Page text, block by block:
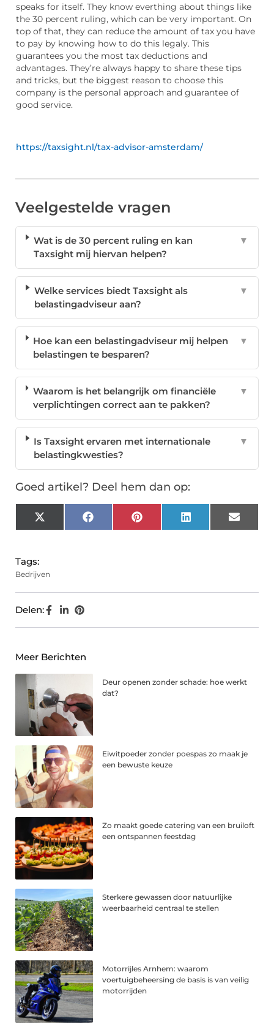
speaks for itself. They know everthing about things like
the 30 percent ruling, which can be very important. On
top of that, they can reduce the amount of tax you have
to pay by knowing how to do this legaly. This
guarantees you the most tax deductions and
advantages. They’re always happy to share these tips
and tricks, but the biggest reason to choose this
company is the personal approach and guarantee of
good service.
https://taxsight.nl/tax-advisor-amsterdam/
Veelgestelde vragen
Wat is de 30 percent ruling en kan
Taxsight mij hiervan helpen?
▼
Welke services biedt Taxsight als
belastingadviseur aan?
▼
Hoe kan een belastingadviseur mij helpen
belastingen te besparen?
▼
Waarom is het belangrijk om financiële
verplichtingen correct aan te pakken?
▼
Is Taxsight ervaren met internationale
belastingkwesties?
▼
Goed artikel? Deel hem dan op:
X
(Twitter)
FacebookPinterest LinkedIn Email
Tags:
Bedrijven
Delen:
Meer Berichten
Deur openen zonder schade: hoe werkt
dat?
Eiwitpoeder zonder poespas zo maak je
een bewuste keuze
Zo maakt goede catering van een bruiloft
een ontspannen feestdag
Sterkere gewassen door natuurlijke
weerbaarheid centraal te stellen
Motorrijles Arnhem: waarom
voertuigbeheersing de basis is van veilig
motorrijden